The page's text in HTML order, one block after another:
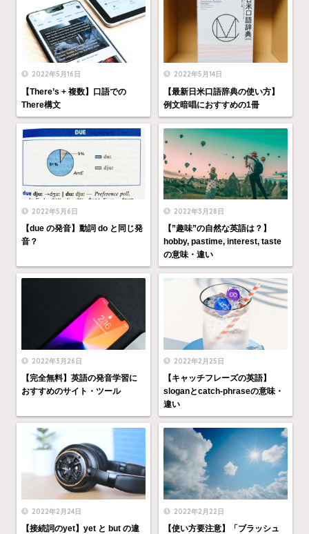
2022年5月16日
【There’s + 複数】口語での
There構文
2022年5月14日
【最新日米口語辞典の使い方】
例文暗唱におすすめの1冊
2022年5月6日
【due の発音】動詞 do と同じ発
音？
2022年3月28日
【”趣味”の自然な英語は？】
hobby, pastime, interest, taste
の意味・違い
2022年3月26日
【完全無料】英語の発音学習に
おすすめのサイト・ツール
2022年2月25日
【キャッチフレーズの英語】
sloganとcatch-phraseの意味・
違い
2022年2月24日
【接続詞のyet】yet と but の違
2022年2月22日
【使い方要注意】「ブラッシュ